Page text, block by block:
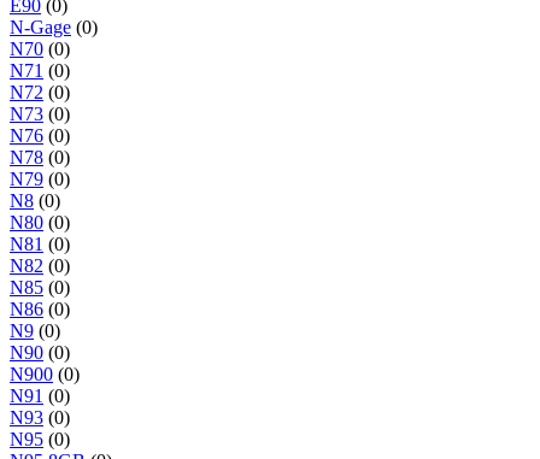
E90 (0)
N-Gage (0)
N70 (0)
N71 (0)
N72 (0)
N73 (0)
N76 (0)
N78 (0)
N79 (0)
N8 (0)
N80 (0)
N81 (0)
N82 (0)
N85 (0)
N86 (0)
N9 (0)
N90 (0)
N900 (0)
N91 (0)
N93 (0)
N95 (0)